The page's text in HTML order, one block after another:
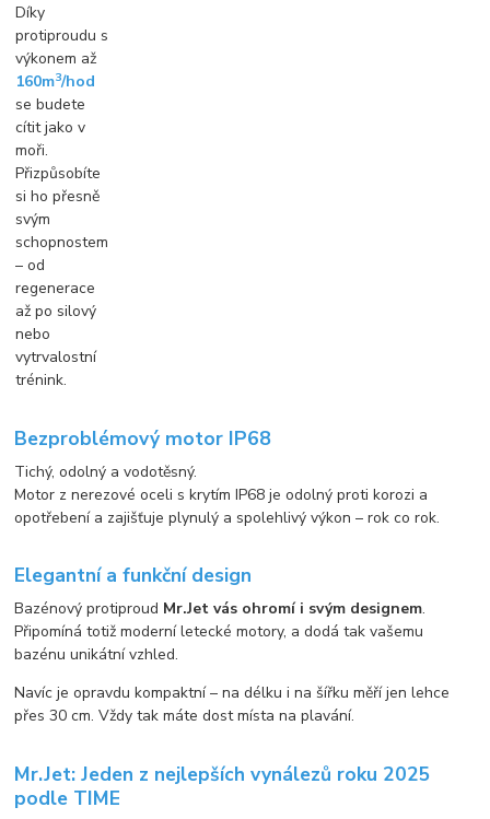
Díky
protiproudu s
výkonem až
160m3/hod
se budete
cítit jako v
moři.
Přizpůsobíte
si ho přesně
svým
schopnostem
– od
regenerace
až po silový
nebo
vytrvalostní
trénink.
Bezproblémový motor IP68
Tichý, odolný a vodotěsný.
Motor z nerezové oceli s krytím IP68 je odolný proti korozi a
opotřebení a zajišťuje plynulý a spolehlivý výkon – rok co rok.
Elegantní a funkční design
Bazénový protiproud Mr.Jet vás ohromí i svým designem.
Připomíná totiž moderní letecké motory, a dodá tak vašemu
bazénu unikátní vzhled.
Navíc je opravdu kompaktní – na délku i na šířku měří jen lehce
přes 30 cm. Vždy tak máte dost místa na plavání.
Mr.Jet: Jeden z nejlepších vynálezů roku 2025
podle TIME